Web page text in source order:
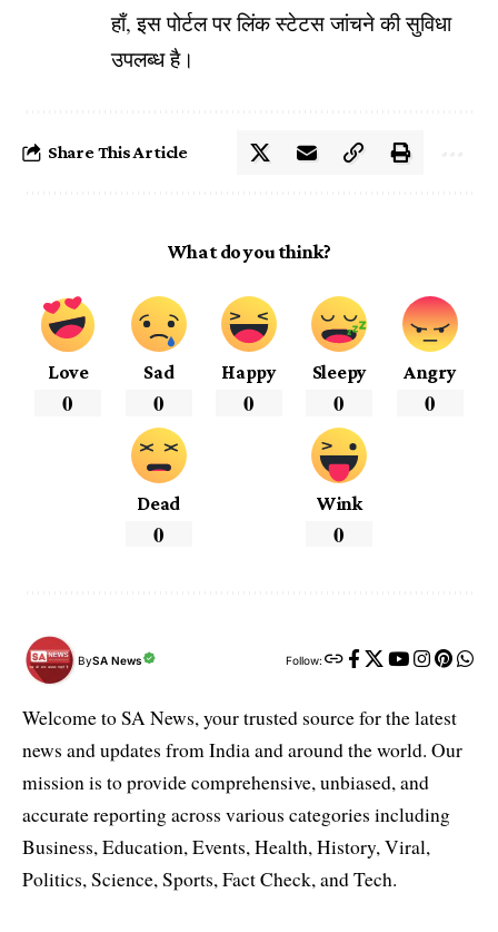
हाँ, इस पोर्टल पर लिंक स्टेटस जांचने की सुविधा
उपलब्ध है।
Share This Article
What do you think?
Love
0
Sad
0
Happy
0
Sleepy
0
Angry
0
Dead
0
Wink
0
BySA News Follow:
Welcome to SA News, your trusted source for the latest
news and updates from India and around the world. Our
mission is to provide comprehensive, unbiased, and
accurate reporting across various categories including
Business, Education, Events, Health, History, Viral,
Politics, Science, Sports, Fact Check, and Tech.